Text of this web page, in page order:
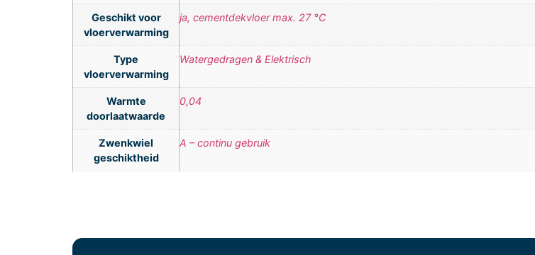
Geschikt voor
vloerverwarming
ja, cementdekvloer max. 27 °C
Type
vloerverwarming
Watergedragen & Elektrisch
Warmte
doorlaatwaarde
0,04
Zwenkwiel
geschiktheid
A – continu gebruik